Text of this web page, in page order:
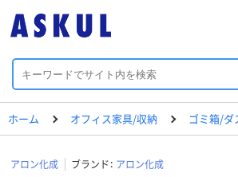
ホーム オフィス家具/収納 ゴミ箱/ダ
アロン化成 ブランド： アロン化成